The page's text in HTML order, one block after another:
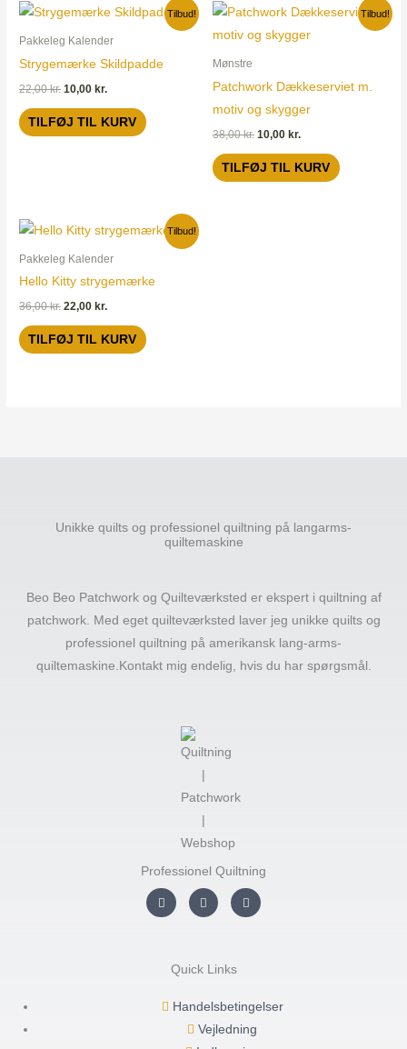
Tilbud!
Pakkeleg Kalender
Strygemærke Skildpadde
22,00kr.
Den
pris
22,00 kr..
10,00 kr.
Den
aktuelle
pris
10,00 kr..
TILFØJ TIL KURV
Tilbud!
Mønstre
Patchwork Dækkeserviet m.
motiv og skygger
38,00kr.
Den
pris
10,00 kr.
Den
pris
TILFØJ TIL KURV
Tilbud!
Pakkeleg Kalender
Hello Kitty strygemærke
36,00kr.
Den
oprindelige
pris
var:
36,00 kr..
22,00 kr.
aktuelle
pris
22,00 kr..
TILFØJ TIL KURV
Unikke quilts og professionel quiltning på langarms-
quiltemaskine
Beo Beo Patchwork og Quilteværksted er ekspert i quiltning af
patchwork. Med eget quilteværksted laver jeg unikke quilts og
professionel quiltning på amerikansk lang-arms-
quiltemaskine.Kontakt mig endelig, hvis du har spørgsmål.
Professionel Quiltning
n
s
F
a
c
o
k
f
Y
o
u
Quick Links
Handelsbetingelser
Vejledning